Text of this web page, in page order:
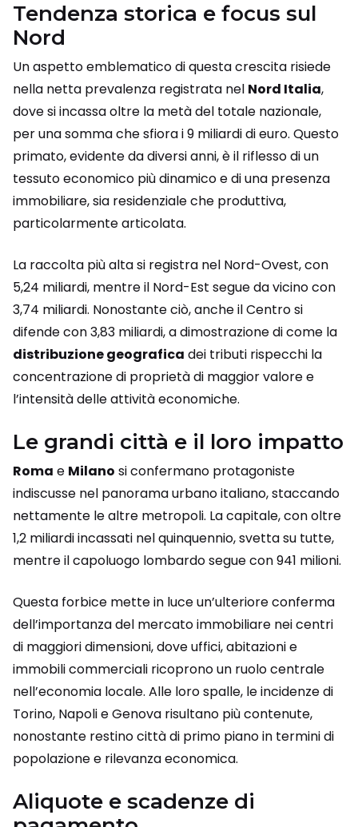
Tendenza storica e focus sul
Nord
Un aspetto emblematico di questa crescita risiede
nella netta prevalenza registrata nel Nord Italia,
dove si incassa oltre la metà del totale nazionale,
per una somma che sfiora i 9 miliardi di euro. Questo
primato, evidente da diversi anni, è il riflesso di un
tessuto economico più dinamico e di una presenza
immobiliare, sia residenziale che produttiva,
particolarmente articolata.
La raccolta più alta si registra nel Nord-Ovest, con
5,24 miliardi, mentre il Nord-Est segue da vicino con
3,74 miliardi. Nonostante ciò, anche il Centro si
difende con 3,83 miliardi, a dimostrazione di come la
distribuzione geografica dei tributi rispecchi la
concentrazione di proprietà di maggior valore e
l’intensità delle attività economiche.
Le grandi città e il loro impatto
Roma e Milano si confermano protagoniste
indiscusse nel panorama urbano italiano, staccando
nettamente le altre metropoli. La capitale, con oltre
1,2 miliardi incassati nel quinquennio, svetta su tutte,
mentre il capoluogo lombardo segue con 941 milioni.
Questa forbice mette in luce un’ulteriore conferma
dell’importanza del mercato immobiliare nei centri
di maggiori dimensioni, dove uffici, abitazioni e
immobili commerciali ricoprono un ruolo centrale
nell’economia locale. Alle loro spalle, le incidenze di
Torino, Napoli e Genova risultano più contenute,
nonostante restino città di primo piano in termini di
popolazione e rilevanza economica.
Aliquote e scadenze di